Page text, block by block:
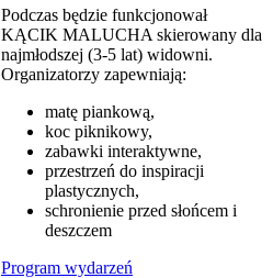
Podczas będzie funkcjonował
KĄCIK MALUCHA skierowany dla
najmłodszej (3-5 lat) widowni.
Organizatorzy zapewniają:
matę piankową,
koc piknikowy,
zabawki interaktywne,
przestrzeń do inspiracji
plastycznych,
schronienie przed słońcem i
deszczem
Program wydarzeń